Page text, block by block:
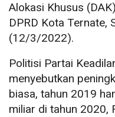
Alokasi Khusus
DPRD Kota Ternate,
(12/3/2022).
Politisi Partai
menyebutkan
biasa, tahun 2019
miliar di tahun 2020,